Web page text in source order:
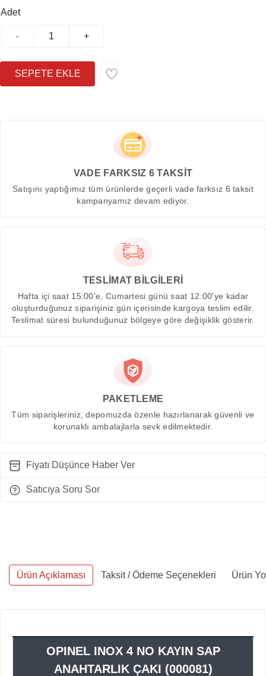
Adet
- +
VADE FARKSIZ 6 TAKSİT
Satışını yaptığımız tüm ürünlerde geçerli vade farksız 6 taksit
kampanyamız devam ediyor.
TESLİMAT BİLGİLERİ
Hafta içi saat 15:00'e, Cumartesi günü saat 12:00'ye kadar
oluşturduğunuz siparişiniz gün içerisinde kargoya teslim edilir.
Teslimat süresi bulunduğunuz bölgeye göre değişiklik gösterir.
PAKETLEME
Tüm siparişleriniz, depomuzda özenle hazırlanarak güvenli ve
korunaklı ambalajlarla sevk edilmektedir.
Fiyatı Düşünce Haber Ver
Satıcıya Soru Sor
Ürün Açıklaması Taksit / Ödeme Seçenekleri Ürün
OPINEL INOX 4 NO KAYIN SAP
ANAHTARLIK ÇAKI (000081)